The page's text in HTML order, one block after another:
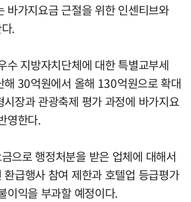
바가지요금 근절을 위한 인센티브와
.
수 지방자치단체에 대한 특별교부세
해 30억원에서 올해 130억원으로 확대
시장과 관광축제 평가 과정에 바가지요
영한다.
으로 행정처분을 받은 업체에 대해서
환급행사 참여 제한과 호텔업 등급평가
이익을 부과할 예정이다.